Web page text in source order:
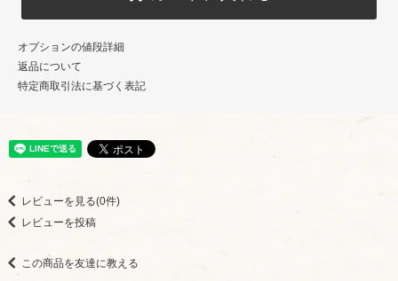
オプションの値段詳細
返品について
特定商取引法に基づく表記
レビューを見る(0件)
レビューを投稿
この商品を友達に教える